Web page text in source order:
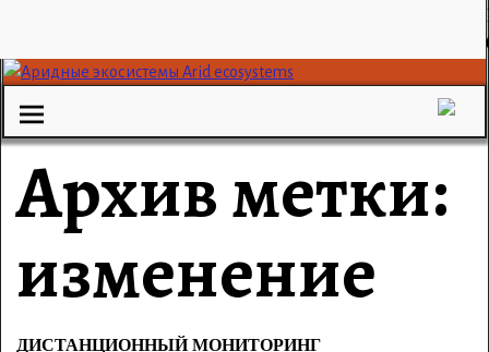
Архив метки:
изменение
ДИСТАНЦИОННЫЙ МОНИТОРИНГ